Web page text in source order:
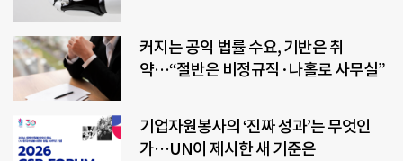
커지는 공익 법률 수요, 기반은 취
약…“절반은 비정규직·나홀로 사무실”
기업자원봉사의 ‘진짜 성과’는 무엇인
가…UN이 제시한 새 기준은